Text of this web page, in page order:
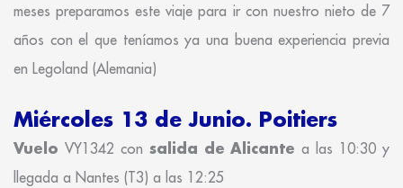
meses preparamos este viaje para ir con nuestro nieto de 7
años con el que teníamos ya una buena experiencia previa
en Legoland (Alemania)
Miércoles 13 de Junio. Poitiers
Vuelo VY1342 con salida de Alicante a las 10:30 y
llegada a Nantes (T3) a las 12:25